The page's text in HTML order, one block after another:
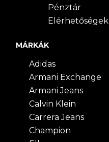
Pénztár
Elérhetőségek
MÁRKÁK
Adidas
Armani Exchange
Armani Jeans
Calvin Klein
Carrera Jeans
Champion